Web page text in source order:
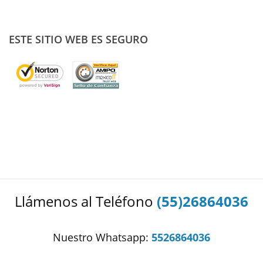
ESTE SITIO WEB ES SEGURO
Llámenos al Teléfono (55)26864036
Nuestro Whatsapp: 5526864036